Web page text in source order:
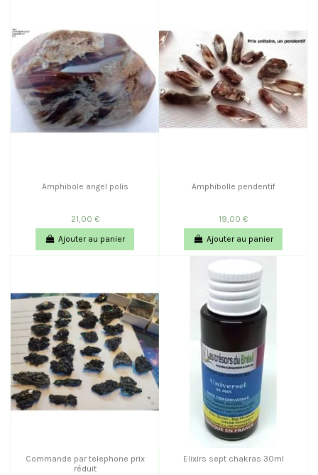
Amphibole angel polis
21,00 €
Ajouter au panier
Amphibolle pendentif
19,00 €
Ajouter au panier
Commande par telephone prix
réduit
Elixirs sept chakras 30ml